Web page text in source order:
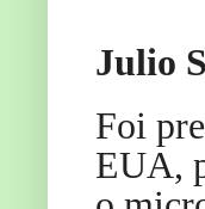
Julio
Foi
EUA,